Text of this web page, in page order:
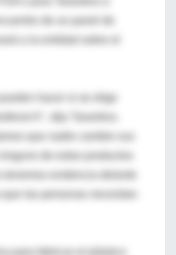
hacer si se elige
de estos productos
tenemos evidencia delante
las personas necesitan